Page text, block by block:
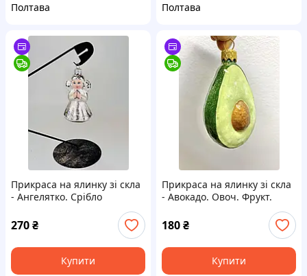
Полтава
Полтава
Прикраса на ялинку зі скла
- Ангелятко. Срібло
270₴
Купити
Прикраса на ялинку зі скла
- Авокадо. Овоч. Фрукт.
180₴
Купити